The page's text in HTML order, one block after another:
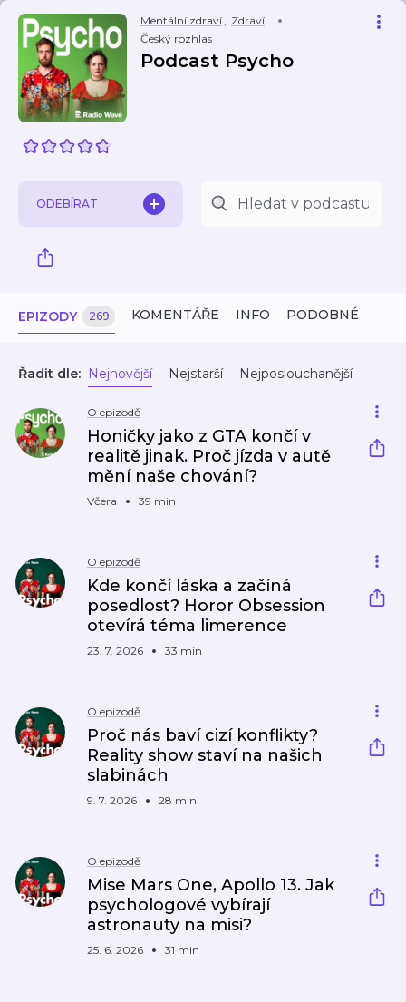
Mentální zdraví, Zdraví
Český rozhlas
Podcast Psycho
ODEBÍRAT
EPIZODY 269 KOMENTÁŘE INFO PODOBNÉ
Řadit dle: Nejnovější Nejstarší Nejposlouchanější
O epizodě
Honičky jako z GTA končí v
realitě jinak. Proč jízda v autě
mění naše chování?
Včera 39 min
O epizodě
Kde končí láska a začíná
posedlost? Horor Obsession
otevírá téma limerence
23. 7. 2026 33 min
O epizodě
Proč nás baví cizí konflikty?
Reality show staví na našich
slabinách
9. 7. 2026 28 min
O epizodě
Mise Mars One, Apollo 13. Jak
psychologové vybírají
astronauty na misi?
25. 6. 2026 31 min